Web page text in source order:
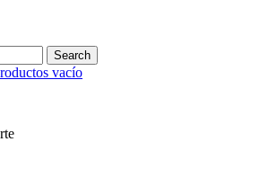
Search
vacío